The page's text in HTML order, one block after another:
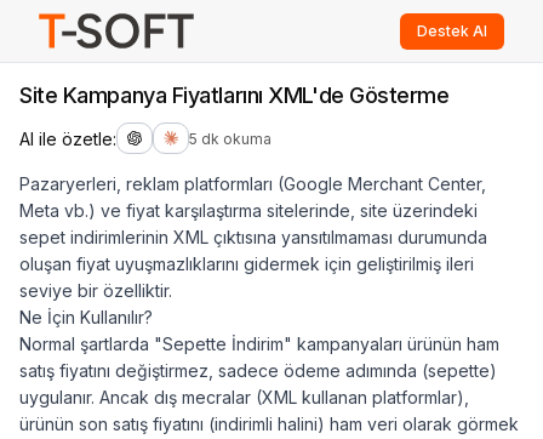
Destek Al
Site Kampanya Fiyatlarını XML'de Gösterme
AI ile özetle: 5 dk okuma
Pazaryerleri, reklam platformları (Google Merchant Center,
Meta vb.) ve fiyat karşılaştırma sitelerinde, site üzerindeki
sepet indirimlerinin XML çıktısına yansıtılmaması durumunda
oluşan fiyat uyuşmazlıklarını gidermek için geliştirilmiş ileri
seviye bir özelliktir.
Ne İçin Kullanılır?
Normal şartlarda "Sepette İndirim" kampanyaları ürünün ham
satış fiyatını değiştirmez, sadece ödeme adımında (sepette)
uygulanır. Ancak dış mecralar (XML kullanan platformlar),
ürünün son satış fiyatını (indirimli halini) ham veri olarak görmek